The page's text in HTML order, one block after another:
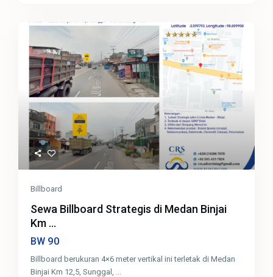
Billboard
Sewa Billboard Strategis di Medan Binjai
Km ...
BW 90
Billboard berukuran 4×6 meter vertikal ini terletak di Medan
Binjai Km 12,5, Sunggal,